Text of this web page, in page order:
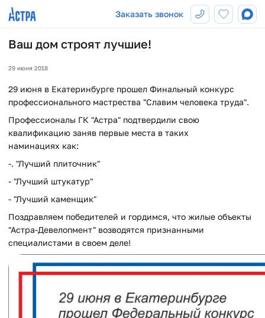
Заказать звонок
Ваш дом строят лучшие!
29 июня 2018
29 июня в Екатеринбурге прошел Финальный конкурс
профессионального мастрества "Славим человека труда".
Профессионалы ГК "Астра" подтвердили свою
квалификацию заняв первые места в таких
наминациях как:
-. "Лучший плиточник"
- "Лучший штукатур"
- "Лучший каменщик"
Поздравляем победителей и гордимся, что жилые объекты
"Астра-Девелопмент" возводятся признанными
специалистами в своем деле!